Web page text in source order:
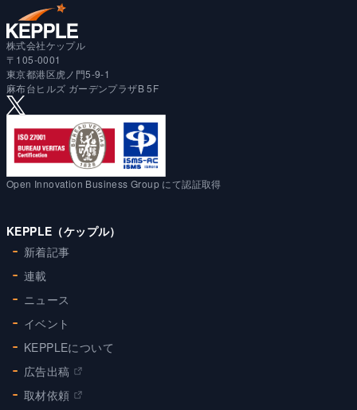
株式会社ケップル
〒105-0001
東京都港区虎ノ門5-9-1
麻布台ヒルズ ガーデンプラザB 5F
Open Innovation Business Group にて認証取得
KEPPLE（ケップル）
新着記事
連載
ニュース
イベント
KEPPLEについて
広告出稿
取材依頼